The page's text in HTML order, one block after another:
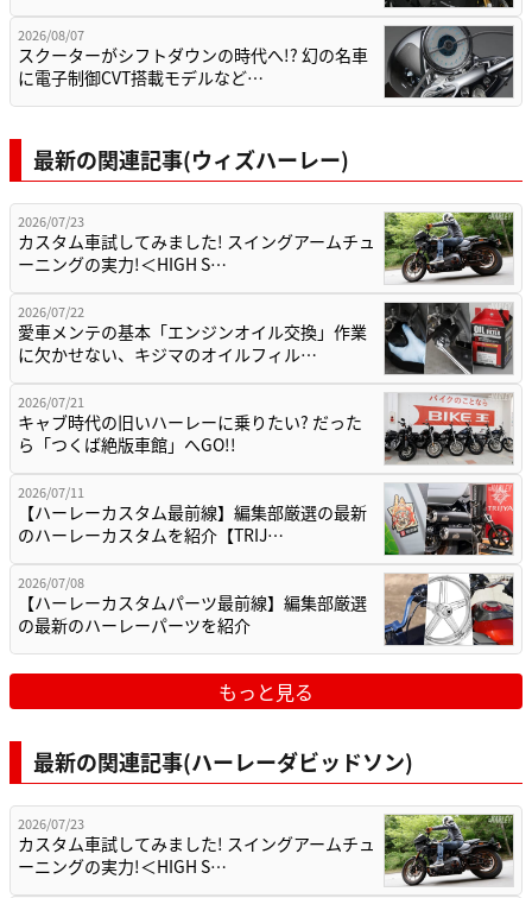
2026/08/07
スクーターがシフトダウンの時代へ!? 幻の名車
に電子制御CVT搭載モデルなど…
最新の関連記事(ウィズハーレー)
2026/07/23
カスタム車試してみました! スイングアームチュ
ーニングの実力!＜HIGH S…
2026/07/22
愛車メンテの基本「エンジンオイル交換」作業
に欠かせない、キジマのオイルフィル…
2026/07/21
キャブ時代の旧いハーレーに乗りたい? だった
ら「つくば絶版車館」へGO!!
2026/07/11
【ハーレーカスタム最前線】編集部厳選の最新
のハーレーカスタムを紹介【TRIJ…
2026/07/08
【ハーレーカスタムパーツ最前線】編集部厳選
の最新のハーレーパーツを紹介
もっと見る
最新の関連記事(ハーレーダビッドソン)
2026/07/23
カスタム車試してみました! スイングアームチュ
ーニングの実力!＜HIGH S…